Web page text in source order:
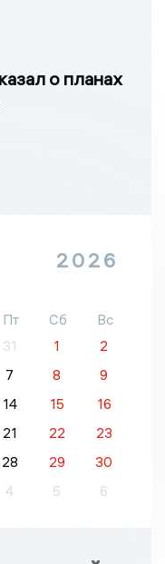
о планах
2026
Пт Сб
Вс
31 1
2
7 8
9
14 15
16
21 22
23
28 29
30
4 5 6